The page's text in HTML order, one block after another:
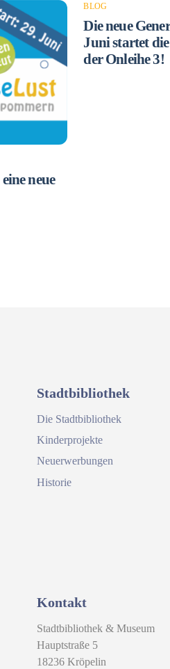
neue
BLOG
Die neue
Juni startet
der Onleihe 3!
Stadtbibliothek
Die Stadtbibliothek
Kinderprojekte
Neuerwerbungen
Historie
Kontakt
Stadtbibliothek & Museum
Hauptstraße 5
18236 Kröpelin